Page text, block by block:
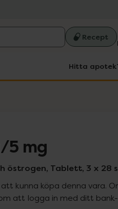
Recept
Hitta apotek
5 mg
östrogen, Tablett, 3 x 28
kunna köpa denna vara.
att logga in med ditt bank-